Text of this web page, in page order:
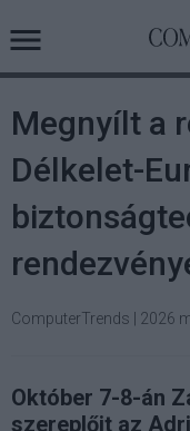
Megnyílt a
Délkelet-
ComputerTrends 2026
Október 7-8-án
szereplőit az